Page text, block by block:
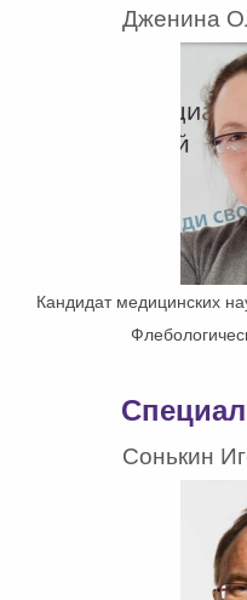
Дженина
Кандидат медицинских
Сонькин